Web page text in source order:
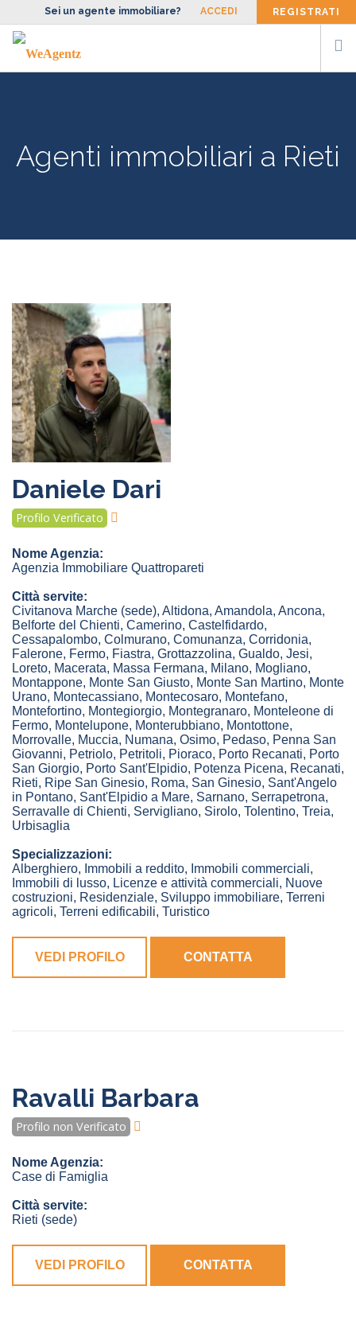
Sei un agente immobiliare? ACCEDI REGISTRATI
FACCIAMO
Agenti immobiliari a Rieti
Daniele Dari
Profilo Verificato
Nome Agenzia:
Agenzia Immobiliare Quattropareti
Città servite:
Civitanova Marche (sede), Altidona, Amandola, Ancona,
Belforte del Chienti, Camerino, Castelfidardo,
Cessapalombo, Colmurano, Comunanza, Corridonia,
Falerone, Fermo, Fiastra, Grottazzolina, Gualdo, Jesi,
Loreto, Macerata, Massa Fermana, Milano, Mogliano,
Montappone, Monte San Giusto, Monte San Martino, Monte
Urano, Montecassiano, Montecosaro, Montefano,
Montefortino, Montegiorgio, Montegranaro, Monteleone di
Fermo, Montelupone, Monterubbiano, Montottone,
Morrovalle, Muccia, Numana, Osimo, Pedaso, Penna San
Giovanni, Petriolo, Petritoli, Pioraco, Porto Recanati, Porto
San Giorgio, Porto Sant'Elpidio, Potenza Picena, Recanati,
Rieti, Ripe San Ginesio, Roma, San Ginesio, Sant'Angelo
in Pontano, Sant'Elpidio a Mare, Sarnano, Serrapetrona,
Serravalle di Chienti, Servigliano, Sirolo, Tolentino, Treia,
Urbisaglia
Specializzazioni:
Alberghiero, Immobili a reddito, Immobili commerciali,
Immobili di lusso, Licenze e attività commerciali, Nuove
costruzioni, Residenziale, Sviluppo immobiliare, Terreni
agricoli, Terreni edificabili, Turistico
VEDI PROFILO CONTATTA
Ravalli Barbara
Profilo non Verificato
Nome Agenzia:
Case di Famiglia
Città servite:
Rieti (sede)
VEDI PROFILO CONTATTA